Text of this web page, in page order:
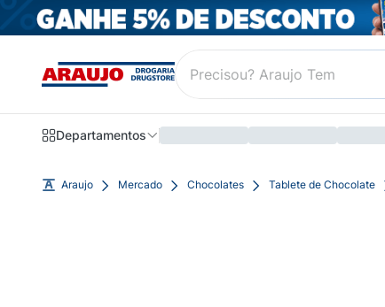
Departamentos
Araujo Mercado Chocolates Tablete de Chocolate